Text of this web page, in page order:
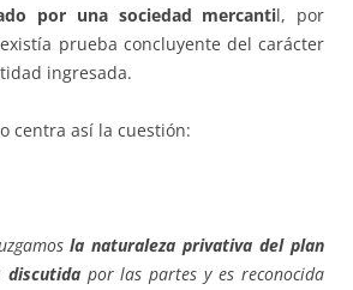
por una sociedad mercantil, por
prueba concluyente del carácter
ingresada.
centra así la cuestión:
la naturaleza privativa del plan
discutidapor las partes y es reconocida